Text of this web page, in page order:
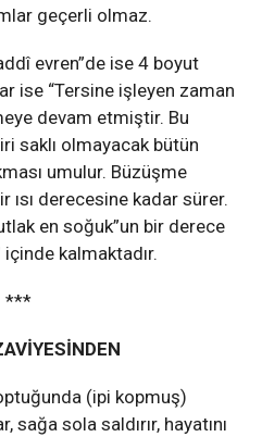
geçerli olmaz.
evren”de ise 4 boyut
ise “Tersine işleyen zaman
devam etmiştir. Bu
saklı olmayacak bütün
umulur. Büzüşme
derecesine kadar sürer.
en soğuk”un bir derece
içinde kalmaktadır.
***
(ipi kopmuş)
sağa sola saldırır, hayatını